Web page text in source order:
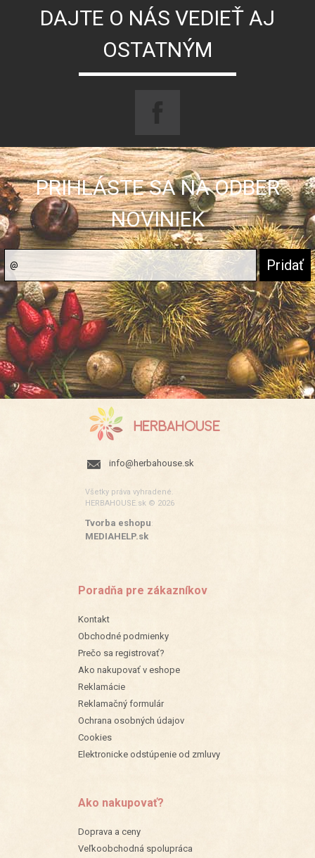
DAJTE O NÁS VEDIEŤ AJ
OSTATNÝM
PRIHLÁSTE SA NA ODBER
NOVINIEK
info@herbahouse.sk
Všetky práva vyhradené.
HERBAHOUSE.sk © 2026
Tvorba eshopu:
MEDIAHELP.sk
Poradňa pre zákazníkov
Kontakt
Obchodné podmienky
Prečo sa registrovať?
Ako nakupovať v eshope
Reklamácie
Reklamačný formulár
Ochrana osobných údajov
Cookies
Elektronicke odstúpenie od zmluvy
Ako nakupovať?
Doprava a ceny
Veľkoobchodná spolupráca